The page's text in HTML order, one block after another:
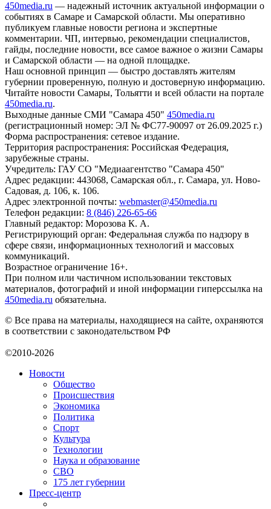
450media.ru — надежный источник актуальной информации о
событиях в Самаре и Самарской области. Мы оперативно
публикуем главные новости региона и экспертные
комментарии. ЧП, интервью, рекомендации специалистов,
гайды, последние новости, все самое важное о жизни Самары
и Самарской области — на одной площадке.
Наш основной принцип — быстро доставлять жителям
губернии проверенную, полную и достоверную информацию.
Читайте новости Самары, Тольятти и всей области на портале
450media.ru.
Выходные данные СМИ "Самара 450" 450media.ru
(регистрационный номер: ЭЛ № ФС77-90097 от 26.09.2025 г.)
Форма распространения: сетевое издание.
Территория распространения: Российская Федерация,
зарубежные страны.
Учредитель: ГАУ СО "Медиаагентство "Самара 450"
Адрес редакции: 443068, Самарская обл., г. Самара, ул. Ново-
Садовая, д. 106, к. 106.
Адрес электронной почты: webmaster@450media.ru
Телефон редакции: 8 (846) 226-65-66
Главный редактор: Морозова К. А.
Регистрирующий орган: Федеральная служба по надзору в
сфере связи, информационных технологий и массовых
коммуникаций.
Возрастное ограничение 16+.
При полном или частичном использовании текстовых
материалов, фотографий и иной информации гиперссылка на
450media.ru обязательна.
© Все права на материалы, находящиеся на сайте, охраняются
в соответствии с законодательством РФ
©2010-2026
Новости
Общество
Происшествия
Экономика
Политика
Спорт
Культура
Технологии
Наука и образование
СВО
175 лет губернии
Пресс-центр